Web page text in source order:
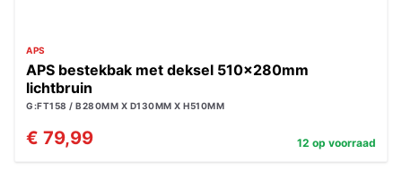
APS
APS bestekbak met deksel 510x280mm
lichtbruin
G:FT158 / B280MM X D130MM X H510MM
€ 79,99 12 op voorraad